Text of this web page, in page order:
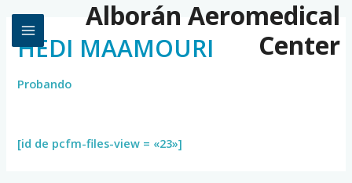
Alborán Aeromedical
Center
HEDI MAAMOURI
Probando
[id de pcfm-files-view = «23»]